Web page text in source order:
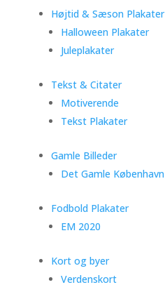
Højtid & Sæson Plakater
Halloween Plakater
Juleplakater
Tekst & Citater
Motiverende
Tekst Plakater
Gamle Billeder
Det Gamle København
Fodbold Plakater
EM 2020
Kort og byer
Verdenskort